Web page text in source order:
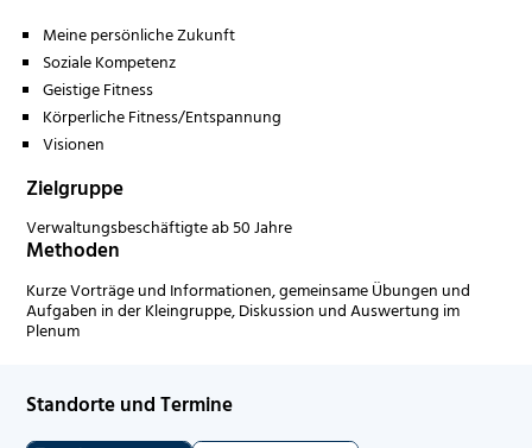
Meine persönliche Zukunft
Soziale Kompetenz
Geistige Fitness
Körperliche Fitness/Entspannung
Visionen
Zielgruppe
Verwaltungsbeschäftigte ab 50 Jahre
Methoden
Kurze Vorträge und Informationen, gemeinsame Übungen und
Aufgaben in der Kleingruppe, Diskussion und Auswertung im
Plenum
Standorte und Termine